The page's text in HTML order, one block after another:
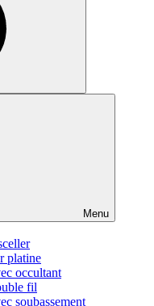
Menu
platine
occultant
fil
soubassement